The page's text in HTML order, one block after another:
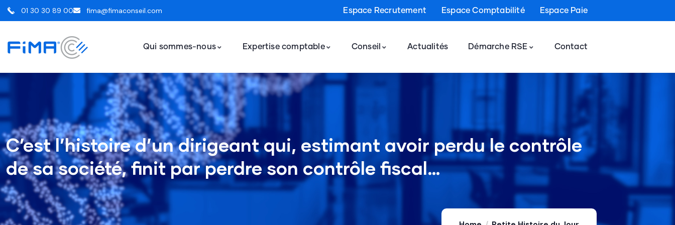
01 30 30 89 00 fima@fimaconseil.com Espace Recrutement Espace Comptabilité Espace Paie
Qui sommes-nous Expertise comptable Conseil Actualités Démarche RSE Contact
C’est l’histoire d’un dirigeant qui, estimant avoir perdu le contrôle
de sa société, finit par perdre son contrôle fiscal…